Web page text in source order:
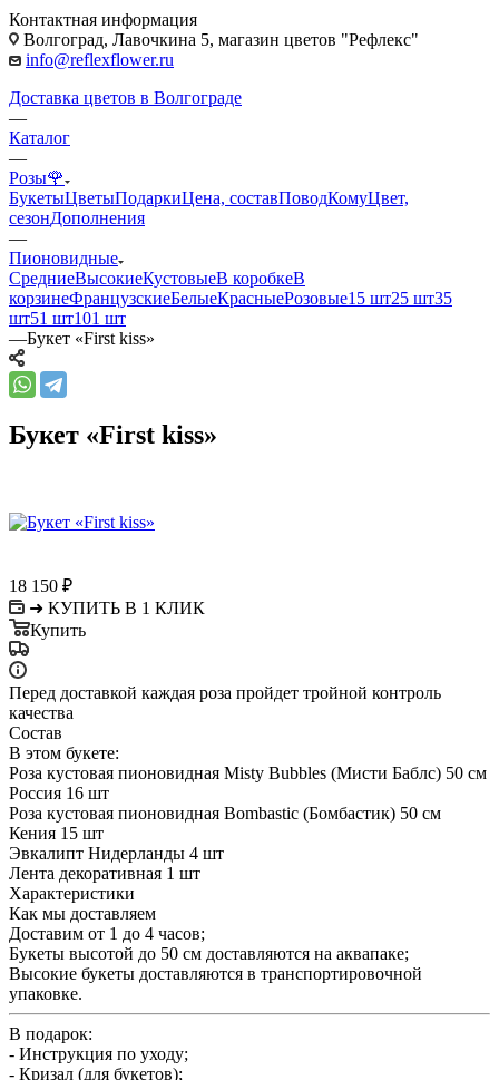
Контактная информация
Волгоград, Лавочкина 5, магазин цветов "Рефлекс"
info@reflexflower.ru
Доставка цветов в Волгограде
—
Каталог
—
Розы🌹
БукетыЦветыПодаркиЦена, составПоводКомуЦвет,
сезонДополнения
—
Пионовидные
СредниеВысокиеКустовыеВ коробкеВ
корзинеФранцузскиеБелыеКрасныеРозовые15 шт25 шт35
шт51 шт101 шт
—Букет «First kiss»
Букет «First kiss»
18 150 ₽
➜ КУПИТЬ В 1 КЛИК
Купить
Перед доставкой каждая роза пройдет тройной контроль
качества
Состав
В этом букете:
Роза кустовая пионовидная Misty Bubbles (Мисти Баблс) 50 см
Россия 16 шт
Роза кустовая пионовидная Bombastic (Бомбастик) 50 см
Кения 15 шт
Эвкалипт Нидерланды 4 шт
Лента декоративная 1 шт
Характеристики
Как мы доставляем
Доставим от 1 до 4 часов;
Букеты высотой до 50 см доставляются на аквапаке;
Высокие букеты доставляются в транспортировочной
упаковке.
В подарок:
- Инструкция по уходу;
- Кризал (для букетов);